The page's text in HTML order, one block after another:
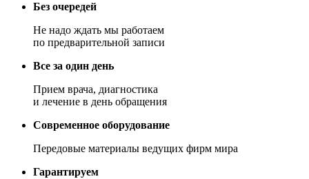
Без очередей
Не надо ждать мы работаем
по предварительной записи
Все за один день
Прием врача, диагностика
и лечение в день обращения
Современное оборудование
Передовые материалы ведущих фирм мира
Гарантируем